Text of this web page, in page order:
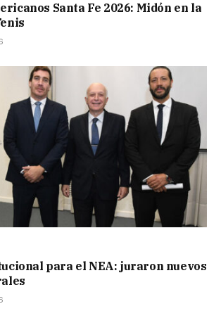
Santa Fe 2026: Midón en la
para el NEA: juraron nuevos